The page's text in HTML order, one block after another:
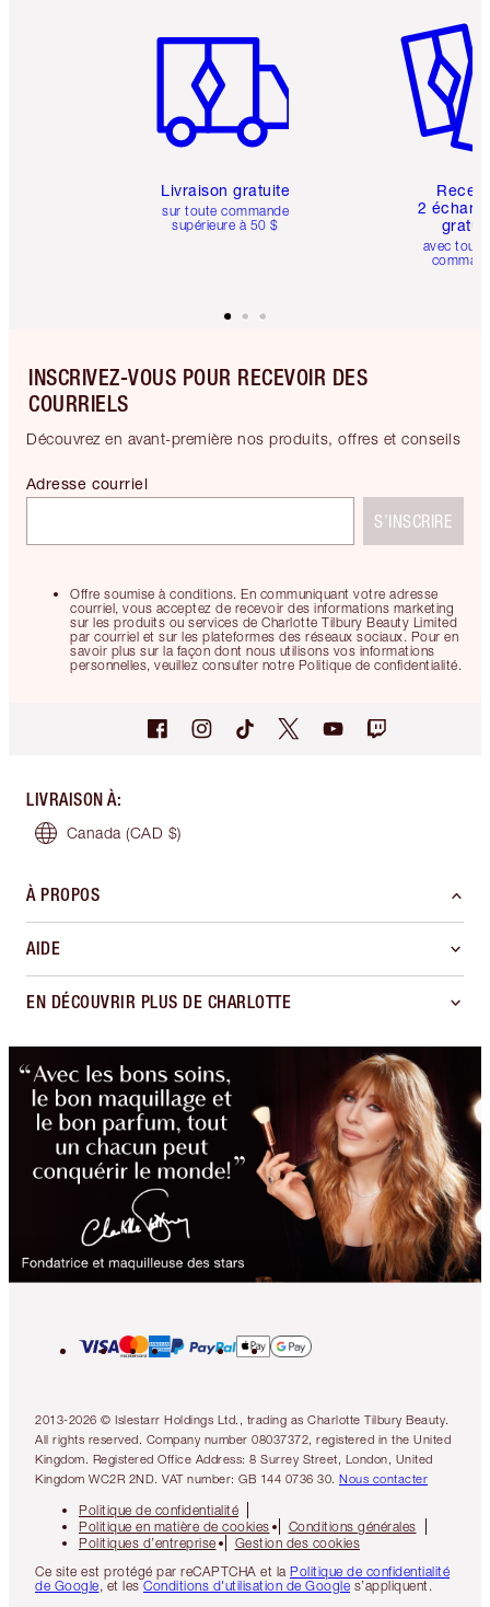
Livraison gratuite
sur toute commande
supérieure à 50 $
2
avec
INSCRIVEZ-VOUS POUR RECEVOIR DES
COURRIELS
Découvrez en avant-première nos produits, offres et conseils
Offre soumise à conditions. En communiquant votre adresse
courriel, vous acceptez de recevoir des informations marketing
sur les produits ou services de Charlotte Tilbury Beauty Limited
par courriel et sur les plateformes des réseaux sociaux. Pour en
savoir plus sur la façon dont nous utilisons vos informations
personnelles, veuillez consulter notre Politique de confidentialité.
Adresse courriel
S’INSCRIRE
LIVRAISON À:
Canada (CAD $)
À PROPOS
AIDE
EN DÉCOUVRIR PLUS DE CHARLOTTE
2013-2026 © Islestarr Holdings Ltd., trading as Charlotte Tilbury Beauty.
All rights reserved. Company number 08037372, registered in the United
Kingdom. Registered Office Address: 8 Surrey Street, London, United
Kingdom WC2R 2ND. VAT number: GB 144 0736 30. Nous contacter
Politique de confidentialité
Politique en matière de cookies
Conditions générales
Politiques d’entreprise
Gestion des cookies
Ce site est protégé par reCAPTCHA et la Politique de confidentialité
de Google, et les Conditions d'utilisation de Google s’appliquent.